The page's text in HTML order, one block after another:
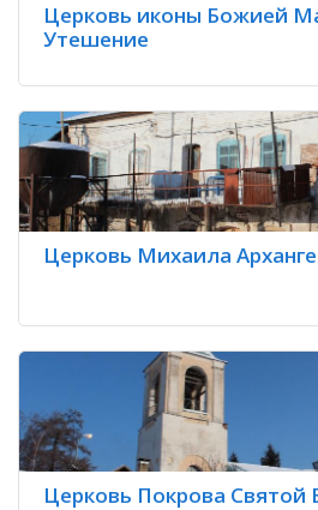
Церковь иконы Божией
Утешение
Церковь Михаила
Церковь Покрова Святой